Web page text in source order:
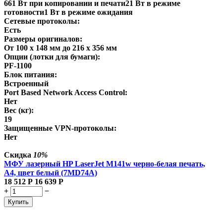
661 Вт при копировании и печати21 Вт в режиме
готовности1 Вт в режиме ожидания
Сетевые протоколы:
Есть
Размеры оригиналов:
От 100 x 148 мм до 216 x 356 мм
Опции (лотки для бумаги):
PF-1100
Блок питания:
Встроенный
Port Based Network Access Control:
Нет
Вес (кг):
19
Защищенные VPN-протоколы:
Нет
Скидка 10%
МФУ лазерный HP LaserJet M141w черно-белая печать,
A4, цвет белый (7MD74A)
18 512 Р 16 639 Р
+
−
Купить